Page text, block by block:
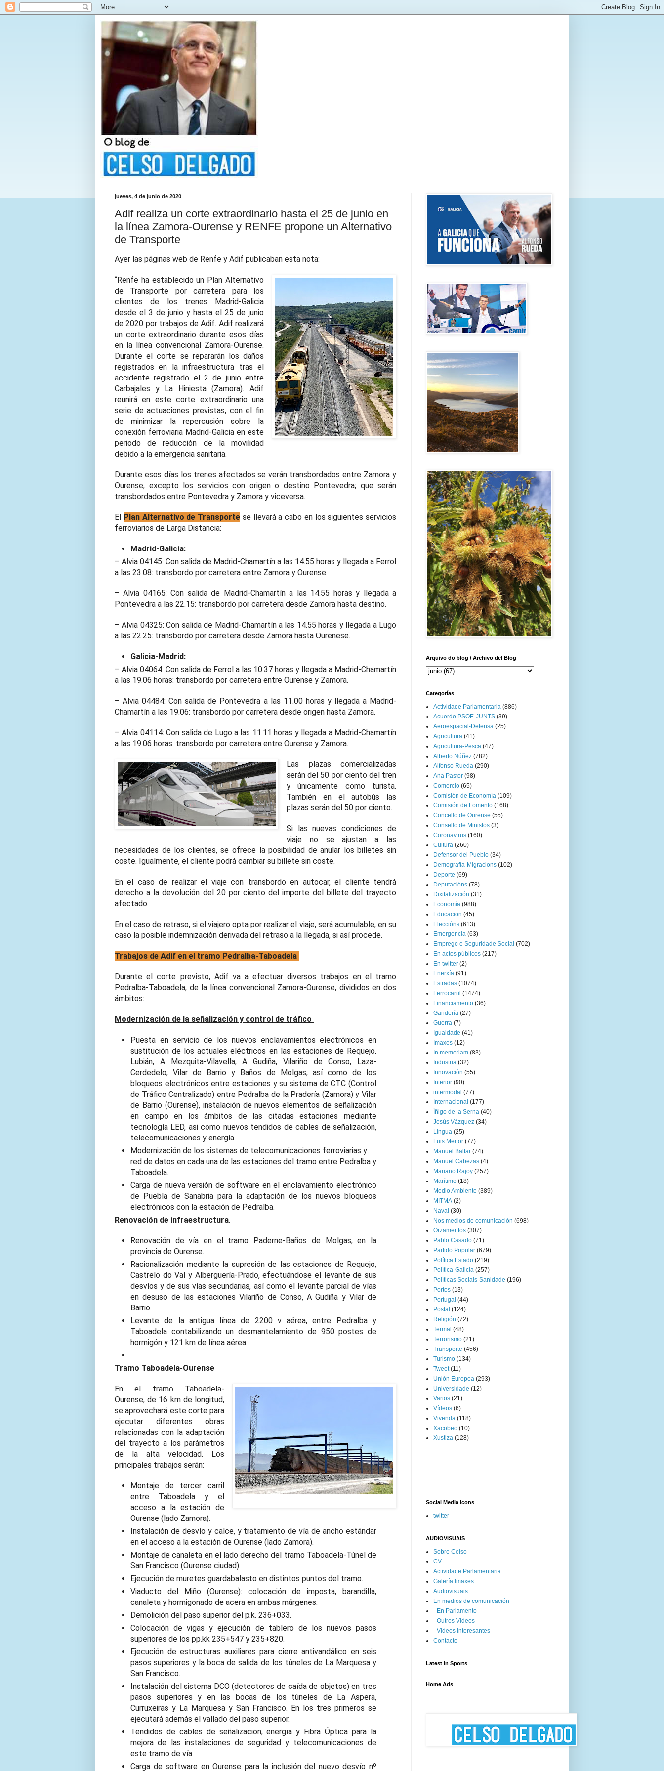
jueves, 4 de junio de 2020
Adif realiza un corte extraordinario hasta el 25 de junio en
la línea Zamora-Ourense y RENFE propone un Alternativo
de Transporte
Ayer las páginas web de Renfe y Adif publicaban esta nota:
“Renfe ha establecido un Plan Alternativo
de Transporte por carretera para los
clientes de los trenes Madrid-Galicia
desde el 3 de junio y hasta el 25 de junio
de 2020 por trabajos de Adif. Adif realizará
un corte extraordinario durante esos días
en la línea convencional Zamora-Ourense.
Durante el corte se repararán los daños
registrados en la infraestructura tras el
accidente registrado el 2 de junio entre
Carbajales y La Hiniesta (Zamora). Adif
reunirá en este corte extraordinario una
serie de actuaciones previstas, con el fin
de minimizar la repercusión sobre la
conexión ferroviaria Madrid-Galicia en este
periodo de reducción de la movilidad
debido a la emergencia sanitaria.
Durante esos días los trenes afectados se verán transbordados entre Zamora y
Ourense, excepto los servicios con origen o destino Pontevedra; que serán
transbordados entre Pontevedra y Zamora y viceversa.
El Plan Alternativo de Transporte se llevará a cabo en los siguientes servicios
ferroviarios de Larga Distancia:
Madrid-Galicia:
– Alvia 04145: Con salida de Madrid-Chamartín a las 14.55 horas y llegada a Ferrol
a las 23.08: transbordo por carretera entre Zamora y Ourense.
– Alvia 04165: Con salida de Madrid-Chamartín a las 14.55 horas y llegada a
Pontevedra a las 22.15: transbordo por carretera desde Zamora hasta destino.
– Alvia 04325: Con salida de Madrid-Chamartín a las 14.55 horas y llegada a Lugo
a las 22.25: transbordo por carretera desde Zamora hasta Ourenese.
Galicia-Madrid:
– Alvia 04064: Con salida de Ferrol a las 10.37 horas y llegada a Madrid-Chamartín
a las 19.06 horas: transbordo por carretera entre Ourense y Zamora.
– Alvia 04484: Con salida de Pontevedra a las 11.00 horas y llegada a Madrid-
Chamartín a las 19.06: transbordo por carretera desde origen hasta Zamora.
– Alvia 04114: Con salida de Lugo a las 11.11 horas y llegada a Madrid-Chamartín
a las 19.06 horas: transbordo por carretera entre Ourense y Zamora.
Las plazas comercializadas
serán del 50 por ciento del tren
y únicamente como turista.
También en el autobús las
plazas serán del 50 por ciento.
Si las nuevas condiciones de
viaje no se ajustan a las
necesidades de los clientes, se ofrece la posibilidad de anular los billetes sin
coste. Igualmente, el cliente podrá cambiar su billete sin coste.
En el caso de realizar el viaje con transbordo en autocar, el cliente tendrá
derecho a la devolución del 20 por ciento del importe del billete del trayecto
afectado.
En el caso de retraso, si el viajero opta por realizar el viaje, será acumulable, en su
caso la posible indemnización derivada del retraso a la llegada, si así procede.
Trabajos de Adif en el tramo Pedralba-Taboadela
Durante el corte previsto, Adif va a efectuar diversos trabajos en el tramo
Pedralba-Taboadela, de la línea convencional Zamora-Ourense, divididos en dos
ámbitos:
Modernización de la señalización y control de tráfico
Puesta en servicio de los nuevos enclavamientos electrónicos en
sustitución de los actuales eléctricos en las estaciones de Requejo,
Lubián, A Mezquita-Vilavella, A Gudiña, Vilariño de Conso, Laza-
Cerdedelo, Vilar de Barrio y Baños de Molgas, así como de los
bloqueos electrónicos entre estaciones y su sistema de CTC (Control
de Tráfico Centralizado) entre Pedralba de la Pradería (Zamora) y Vilar
de Barrio (Ourense), instalación de nuevos elementos de señalización
en campo en los ámbitos de las citadas estaciones mediante
tecnología LED, asi como nuevos tendidos de cables de señalización,
telecomunicaciones y energía.
Modernización de los sistemas de telecomunicaciones ferroviarias y
red de datos en cada una de las estaciones del tramo entre Pedralba y
Taboadela.
Carga de nueva versión de software en el enclavamiento electrónico
de Puebla de Sanabria para la adaptación de los nuevos bloqueos
electrónicos con la estación de Pedralba.
Renovación de infraestructura.
Renovación de vía en el tramo Paderne-Baños de Molgas, en la
provincia de Ourense.
Racionalización mediante la supresión de las estaciones de Requejo,
Castrelo do Val y Alberguería-Prado, efectuándose el levante de sus
desvíos y de sus vías secundarias, así como el levante parcial de vías
en desuso de las estaciones Vilariño de Conso, A Gudiña y Vilar de
Barrio.
Levante de la antigua línea de 2200 v aérea, entre Pedralba y
Taboadela contabilizando un desmantelamiento de 950 postes de
hormigón y 121 km de línea aérea.
Tramo Taboadela-Ourense
En el tramo Taboadela-
Ourense, de 16 km de longitud,
se aprovechará este corte para
ejecutar diferentes obras
relacionadas con la adaptación
del trayecto a los parámetros
de la alta velocidad. Los
principales trabajos serán:
Montaje de tercer carril
entre Taboadela y el
acceso a la estación de
Ourense (lado Zamora).
Instalación de desvío y calce, y tratamiento de vía de ancho estándar
en el acceso a la estación de Ourense (lado Zamora).
Montaje de canaleta en el lado derecho del tramo Taboadela-Túnel de
San Francisco (Ourense ciudad).
Ejecución de muretes guardabalasto en distintos puntos del tramo.
Viaducto del Miño (Ourense): colocación de imposta, barandilla,
canaleta y hormigonado de acera en ambas márgenes.
Demolición del paso superior del p.k. 236+033.
Colocación de vigas y ejecución de tablero de los nuevos pasos
superiores de los pp.kk 235+547 y 235+820.
Ejecución de estructuras auxiliares para cierre antivandálico en seis
pasos superiores y la boca de salida de los túneles de La Marquesa y
San Francisco.
Instalación del sistema DCO (detectores de caída de objetos) en tres
pasos superiores y en las bocas de los túneles de La Aspera,
Curruxeiras y La Marquesa y San Francisco. En los tres primeros se
ejecutará además el vallado del paso superior.
Tendidos de cables de señalización, energía y Fibra Óptica para la
mejora de las instalaciones de seguridad y telecomunicaciones de
este tramo de vía.
Carga de software en Ourense para la inclusión del nuevo desvío nº
Arquivo do blog / Archivo del Blog
Categorías
Actividade Parlamentaria (886)
Acuerdo PSOE-JUNTS (39)
Aeroespacial-Defensa (25)
Agricultura (41)
Agricultura-Pesca (47)
Alberto Núñez (782)
Alfonso Rueda (290)
Ana Pastor (98)
Comercio (65)
Comisión de Economía (109)
Comisión de Fomento (168)
Concello de Ourense (55)
Consello de Ministos (3)
Coronavirus (160)
Cultura (260)
Defensor del Pueblo (34)
Demografía-Migracions (102)
Deporte (69)
Deputacións (78)
Dixitalización (31)
Economía (988)
Educación (45)
Eleccións (613)
Emergencia (63)
Emprego e Seguridade Social (702)
En actos públicos (217)
En twitter (2)
Enerxía (91)
Estradas (1074)
Ferrocarril (1474)
Financiamento (36)
Gandería (27)
Guerra (7)
Igualdade (41)
Imaxes (12)
In memoriam (83)
Industria (32)
Innovación (55)
Interior (90)
intermodal (77)
Internacional (177)
Íñigo de la Serna (40)
Jesús Vázquez (34)
Lingua (25)
Luis Menor (77)
Manuel Baltar (74)
Manuel Cabezas (4)
Mariano Rajoy (257)
Marítimo (18)
Medio Ambiente (389)
MITMA (2)
Naval (30)
Nos medios de comunicación (698)
Orzamentos (307)
Pablo Casado (71)
Partido Popular (679)
Política Estado (219)
Política-Galicia (257)
Políticas Sociais-Sanidade (196)
Portos (13)
Portugal (44)
Postal (124)
Religión (72)
Termal (48)
Terrorismo (21)
Transporte (456)
Turismo (134)
Tweet (11)
Unión Europea (293)
Universidade (12)
Varios (21)
Vídeos (6)
Vivenda (118)
Xacobeo (10)
Xustiza (128)
Social Media Icons
twitter
AUDIOVISUAIS
Sobre Celso
CV
Actividade Parlamentaria
Galería Imaxes
Audiovisuais
En medios de comunicación
_En Parlamento
_Outros Videos
_Videos Interesantes
Contacto
Latest in Sports
Home Ads